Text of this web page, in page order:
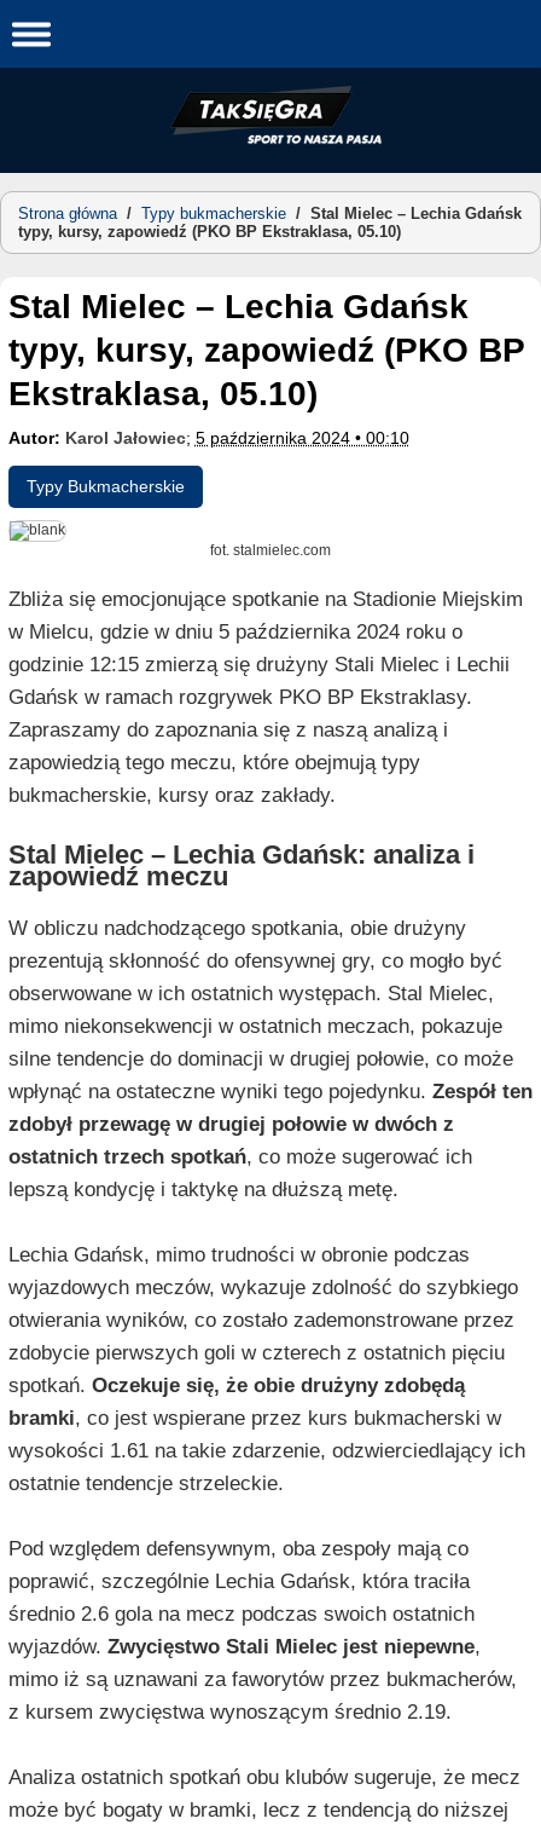
to
Strona główna/ Typy bukmacherskie / Stal Mielec – Lechia Gdańsk
typy, kursy, zapowiedź (PKO BP Ekstraklasa, 05.10)
Stal Mielec – Lechia Gdańsk
typy, kursy, zapowiedź (PKO BP
Ekstraklasa, 05.10)
Autor: Karol Jałowiec; 5 października 2024 • 00:10
Typy Bukmacherskie
fot. stalmielec.com
Zbliża się emocjonujące spotkanie na Stadionie Miejskim
w Mielcu, gdzie w dniu 5 października 2024 roku o
godzinie 12:15 zmierzą się drużyny Stali Mielec i Lechii
Gdańsk w ramach rozgrywek PKO BP Ekstraklasy.
Zapraszamy do zapoznania się z naszą analizą i
zapowiedzią tego meczu, które obejmują typy
bukmacherskie, kursy oraz zakłady.
Stal Mielec – Lechia Gdańsk: analiza i
zapowiedź meczu
W obliczu nadchodzącego spotkania, obie drużyny
prezentują skłonność do ofensywnej gry, co mogło być
obserwowane w ich ostatnich występach. Stal Mielec,
mimo niekonsekwencji w ostatnich meczach, pokazuje
silne tendencje do dominacji w drugiej połowie, co może
wpłynąć na ostateczne wyniki tego pojedynku. Zespół ten
zdobył przewagę w drugiej połowie w dwóch z
ostatnich trzech spotkań, co może sugerować ich
lepszą kondycję i taktykę na dłuższą metę.
Lechia Gdańsk, mimo trudności w obronie podczas
wyjazdowych meczów, wykazuje zdolność do szybkiego
otwierania wyników, co zostało zademonstrowane przez
zdobycie pierwszych goli w czterech z ostatnich pięciu
spotkań. Oczekuje się, że obie drużyny zdobędą
bramki, co jest wspierane przez kurs bukmacherski w
wysokości 1.61 na takie zdarzenie, odzwierciedlający ich
ostatnie tendencje strzeleckie.
Pod względem defensywnym, oba zespoły mają co
poprawić, szczególnie Lechia Gdańsk, która traciła
średnio 2.6 gola na mecz podczas swoich ostatnich
wyjazdów. Zwycięstwo Stali Mielec jest niepewne,
mimo iż są uznawani za faworytów przez bukmacherów,
z kursem zwycięstwa wynoszącym średnio 2.19.
Analiza ostatnich spotkań obu klubów sugeruje, że mecz
może być bogaty w bramki, lecz z tendencją do niższej